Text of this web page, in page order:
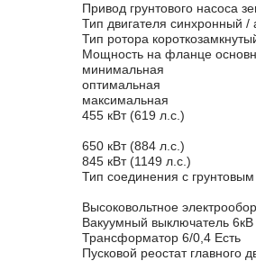
Привод грунтового насоса
Тип двигателя синхронный /
Тип ротора
Мощность на фланце
минимальная
оптимальная
максимальная
455 кВт (619 л.с.)
650 кВт (884 л.с.)
845 кВт (1149 л.с.)
Тип соединения с
Высоковольтное
Вакуумный выключатель 6кВ
Трансформатор 6/0,4 Есть
Пусковой реостат главного